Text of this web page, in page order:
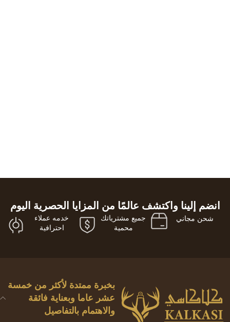
انضم إلينا واكتشف عالمًا من المزايا الحصرية اليوم
شحن مجاني
جميع مشترياتك
محمية
خدمه عملاء
احترافية
بخبرة ممتدة لأكثر من خمسة
عشر عاما وبعناية فائقة
والاهتمام بالتفاصيل